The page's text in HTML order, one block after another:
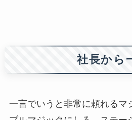
社長から
一言でいうと非常に頼れるマ